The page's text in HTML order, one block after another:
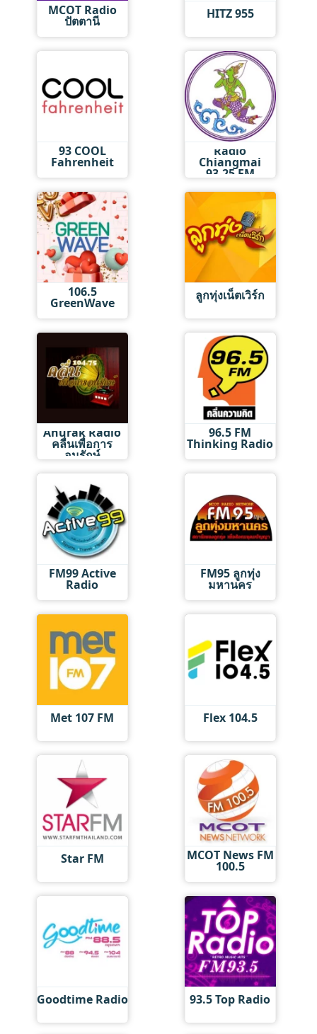
MCOT Radio
ปัตตานี HITZ 955
93 COOL
Fahrenheit
Radio
Chiangmai
93.25 FM
106.5
GreenWave ลูกทุ่งเน็ตเวิร์ก
Anurak Radio
คลื่นเพื่อการ
อนุรักษ์
96.5 FM
Thinking Radio
FM99 Active
Radio
FM95 ลูกทุ่ง
มหานคร
Met 107 FM Flex 104.5
Star FM MCOT News FM
100.5
Goodtime Radio 93.5 Top Radio